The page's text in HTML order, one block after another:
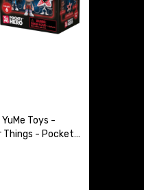
Toys -
Things - Pocket
Box